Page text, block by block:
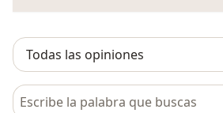
Busca en opiniones